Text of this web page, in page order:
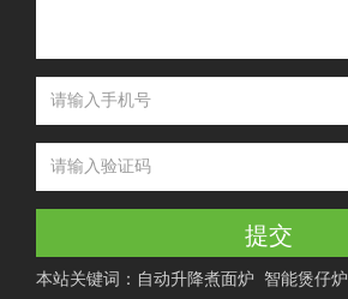
提交
本站关键词： 自动升降煮面炉 智能煲仔炉